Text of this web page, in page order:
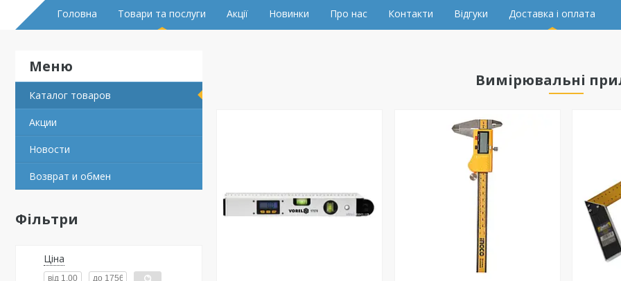
Головна Товари та послуги Акції Новинки Про нас Контакти Відгуки Доставка і оплата
Каталог товаров
Акции
Новости
Возврат и обмен
Фільтри
Ціна
Вимірювальні